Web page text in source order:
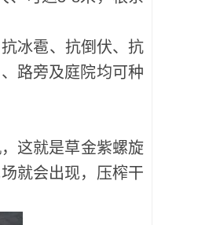
冰雹、抗倒伏、抗
路旁及庭院均可种
这就是草金紫螺旋
就会出现，压榨干